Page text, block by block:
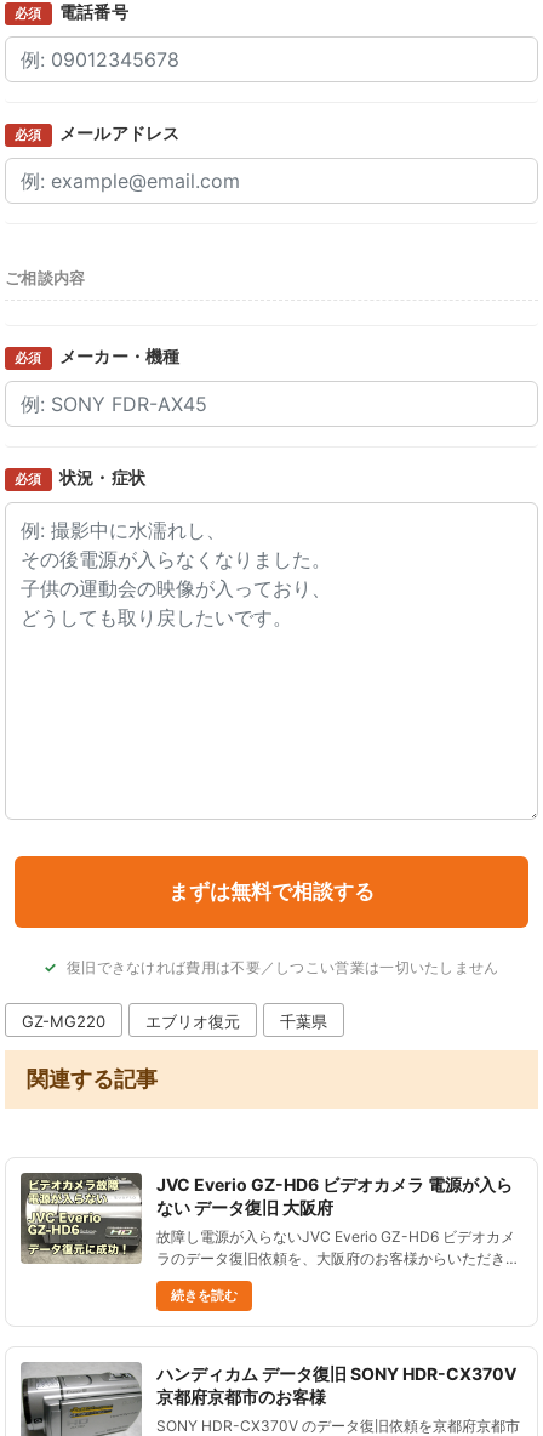
必須 電話番号
必須 メールアドレス
ご相談内容
必須 メーカー・機種
必須 状況・症状
復旧できなければ費用は不要／しつこい営業は一切いたしません
GZ-MG220 エブリオ復元 千葉県
関連する記事
JVC Everio GZ-HD6 ビデオカメラ 電源が入ら
ない データ復旧 大阪府
故障し電源が入らないJVC Everio GZ-HD6 ビデオカメ
ラのデータ復旧依頼を、大阪府のお客様からいただきま
した。 JVC Everio GZ-HD6ビデオカメラは2008年2月
発売、120GBの内蔵ハードディス......
続きを読む
ハンディカム データ復旧 SONY HDR-CX370V
京都府京都市のお客様
SONY HDR-CX370V のデータ復旧依頼を京都府京都市